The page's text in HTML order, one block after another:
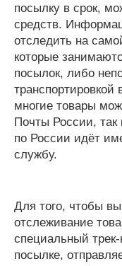
посылку в срок,
средств.
отследить на
которые
посылок, либо
многие товары
Почты России, так
по России идёт
службу.
Для того, чтобы
отслеживание
специальный
посылке,